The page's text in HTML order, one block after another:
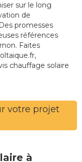
sur le long
de
promesses
références
Faites
chauffage solaire
votre projet
à